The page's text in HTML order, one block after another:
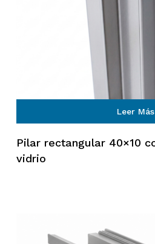
Leer Más
Pilar rectangular 40×10
vidrio